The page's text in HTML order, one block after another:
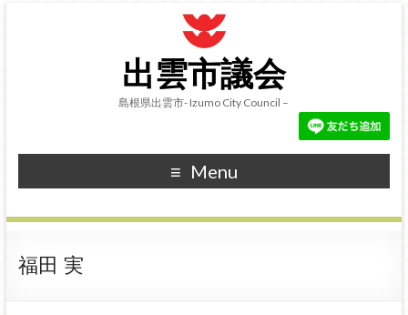
出雲市議会
島根県出雲市- Izumo City Council –
Menu
福田 実